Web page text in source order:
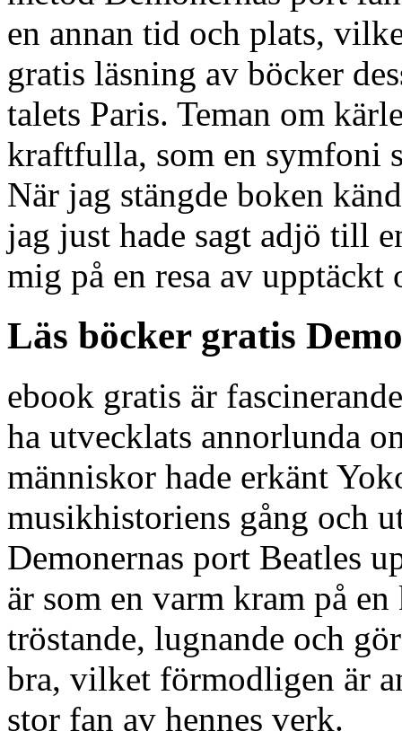
en annan tid och plats,
gratis läsning av böcker
talets Paris. Teman om
kraftfulla, som en symfoni
När jag stängde boken
jag just hade sagt adjö till
mig på en resa av
Läs böcker gratis
ebook gratis är
ha utvecklats annorlunda
människor hade erkänt
musikhistoriens gång och
Demonernas port Beatles
är som en varm kram på
tröstande, lugnande och
bra, vilket förmodligen är
stor fan av hennes verk.